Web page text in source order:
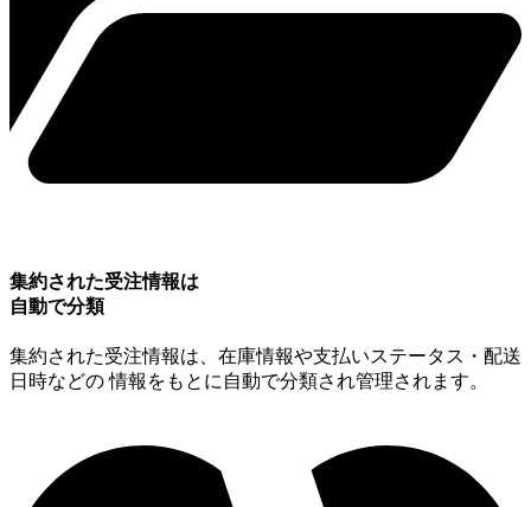
集約された受注情報は
⾃動で分類
集約された受注情報は、在庫情報や⽀払いステータス・配送
⽇時などの 情報をもとに⾃動で分類され管理されます。